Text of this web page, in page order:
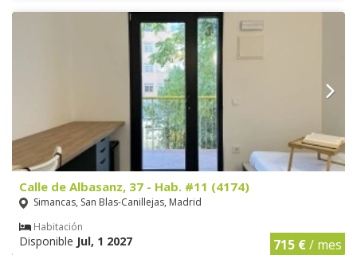
Calle de Albasanz, 37 - Hab. #11 (4174)
Simancas, San Blas-Canillejas, Madrid
Habitación
Disponible Jul, 1 2027 715 €/ mes